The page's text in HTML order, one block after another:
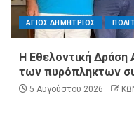
ΑΓΙΟΣ ΔΗΜΗΤΡΙΟΣ
Η Εθελοντική Δράση
των πυρόπληκτων
5 Αυγούστου 2026